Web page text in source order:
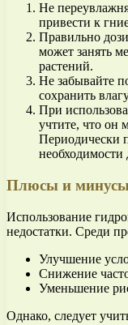
Не
привести к
Правильно
может занять
растений.
Не забывайте
сохранить
При
учтите, что он
Периодически
необходимости
Плюсы и минусы
Использование
недостатки. Среди
Улучшение
Снижение
Уменьшение
Однако, следует